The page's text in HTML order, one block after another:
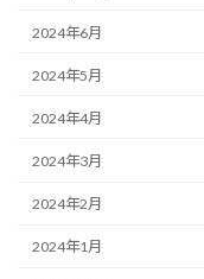
2024年6月
2024年5月
2024年4月
2024年3月
2024年2月
2024年1月